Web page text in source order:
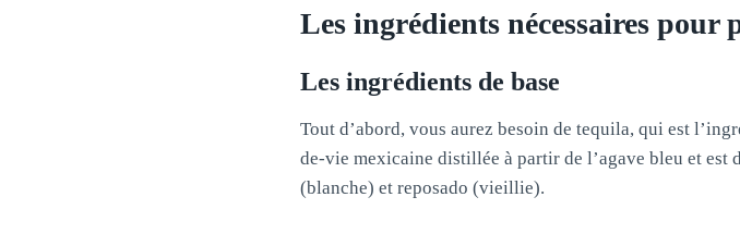
Les ingrédients nécessaires pour
Les ingrédients de base
Tout d’abord, vous aurez besoin de tequila, qui est
de-vie mexicaine distillée à partir de l’agave bleu et
(blanche) et reposado (vieillie).